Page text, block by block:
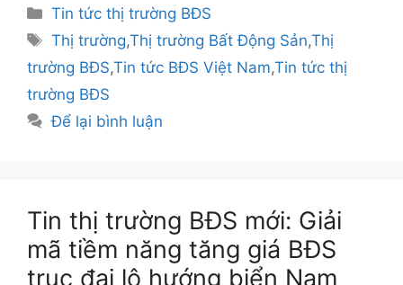
Danh
mục
Tin tức thị trường BĐS
Thẻ
Thị trường,Thị trường Bất Động Sản,Thị
trường BĐS,Tin tức BĐS Việt Nam,Tin tức thị
trường BĐS
Để lại bình luận
Tin thị trường BĐS mới: Giải
mã tiềm năng tăng giá BĐS
trục đại lộ hướng biển Nam